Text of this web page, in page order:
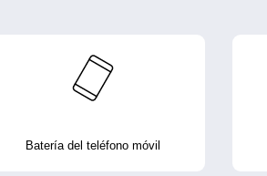
Batería del teléfono móvil